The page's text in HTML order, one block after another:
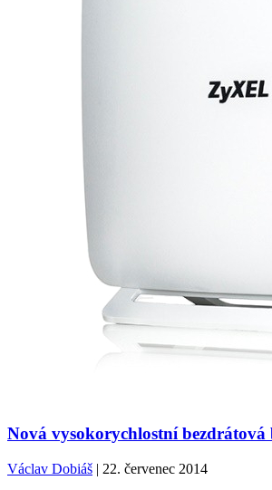
Nová vysokorychlostní bezdrátová
Václav Dobiáš| 22. červenec 2014